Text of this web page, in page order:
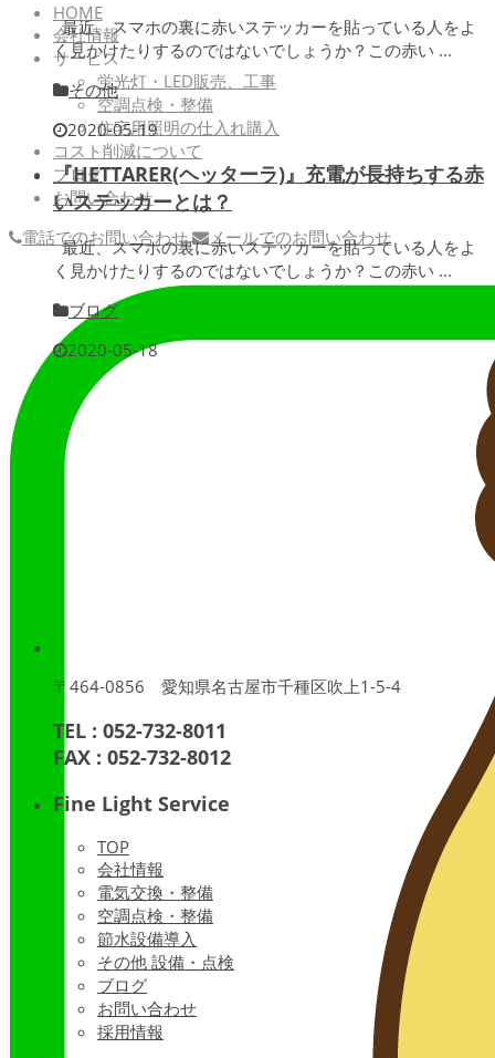
HOME
会社情報
サービス
蛍光灯・LED販売、工事
空調点検・整備
住宅用照明の仕入れ購入
コスト削減について
ブログ
お問い合わせ
電話でのお問い合わせ
メールでのお問い合わせ
最近、スマホの裏に赤いステッカーを貼っている人をよ
く見かけたりするのではないでしょうか？この赤い ...
その他
2020-05-19
『HETTARER(ヘッターラ)』充電が長持ちする赤
いステッカーとは？
最近、スマホの裏に赤いステッカーを貼っている人をよ
く見かけたりするのではないでしょうか？この赤い ...
ブログ
2020-05-18
〒464-0856 愛知県名古屋市千種区吹上1-5-4
TEL : 052-732-8011
FAX : 052-732-8012
Fine Light Service
TOP
会社情報
電気交換・整備
空調点検・整備
節水設備導入
その他 設備・点検
ブログ
お問い合わせ
採用情報